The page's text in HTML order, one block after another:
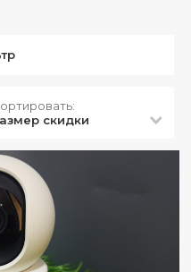
скидки